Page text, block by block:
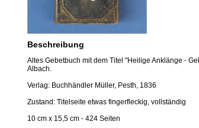
Beschreibung
Altes Gebetbuch mit dem Titel "Heilige Anklänge -
Albach.
Verlag: Buchhändler Müller, Pesth, 1836
Zustand: Titelseite etwas fingerfleckig, vollständig
10 cm x 15,5 cm - 424 Seiten